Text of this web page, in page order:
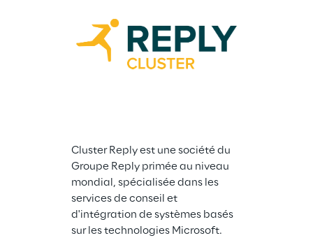
Cluster Reply est une société du
Groupe Reply primée au niveau
mondial, spécialisée dans les
services de conseil et
d'intégration de systèmes basés
sur les technologies Microsoft.